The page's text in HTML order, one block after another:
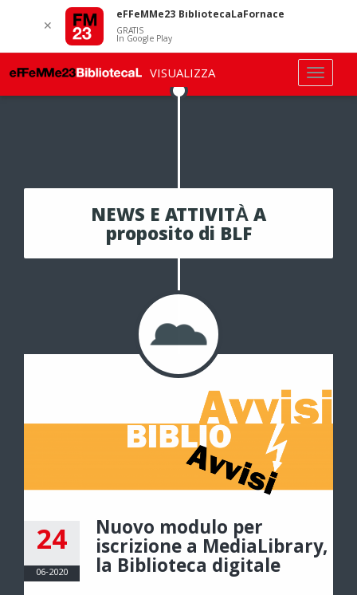
NEWS E ATTIVITÀ A
proposito di BLF
24
06-2020
Nuovo modulo per
iscrizione a MediaLibrary,
la Biblioteca digitale
✕
eFFeMMe23 BibliotecaLaFornace
GRATIS
In Google Play
VISUALIZZA